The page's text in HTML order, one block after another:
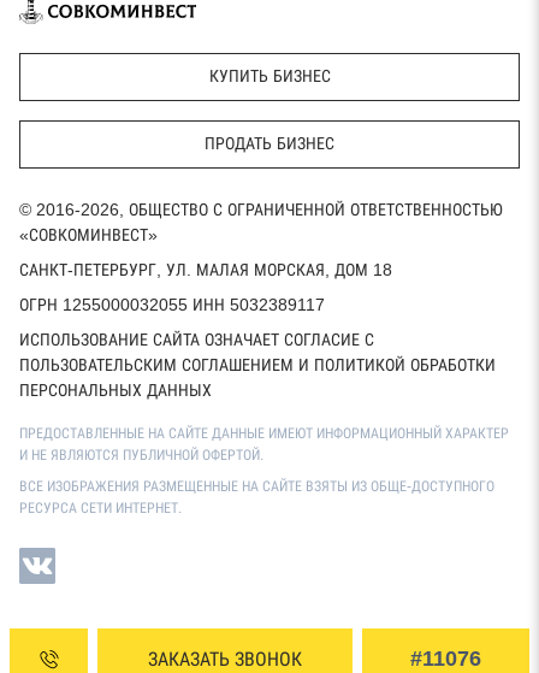
ЗАКАЗАТЬ ЗВОНОК #11076
КУПИТЬ БИЗНЕС
ПРОДАТЬ БИЗНЕС
© 2016-2026, ОБЩЕСТВО С ОГРАНИЧЕННОЙ ОТВЕТСТВЕННОСТЬЮ
«СОВКОМИНВЕСТ»
САНКТ-ПЕТЕРБУРГ, УЛ. МАЛАЯ МОРСКАЯ, ДОМ 18
ОГРН 1255000032055 ИНН 5032389117
ИСПОЛЬЗОВАНИЕ САЙТА ОЗНАЧАЕТ СОГЛАСИЕ С
ПОЛЬЗОВАТЕЛЬСКИМ СОГЛАШЕНИЕМ И ПОЛИТИКОЙ ОБРАБОТКИ
ПЕРСОНАЛЬНЫХ ДАННЫХ
ПРЕДОСТАВЛЕННЫЕ НА САЙТЕ ДАННЫЕ ИМЕЮТ ИНФОРМАЦИОННЫЙ ХАРАКТЕР
И НЕ ЯВЛЯЮТСЯ ПУБЛИЧНОЙ ОФЕРТОЙ.
ВСЕ ИЗОБРАЖЕНИЯ РАЗМЕЩЕННЫЕ НА САЙТЕ ВЗЯТЫ ИЗ ОБЩЕ-ДОСТУПНОГО
РЕСУРСА СЕТИ ИНТЕРНЕТ.